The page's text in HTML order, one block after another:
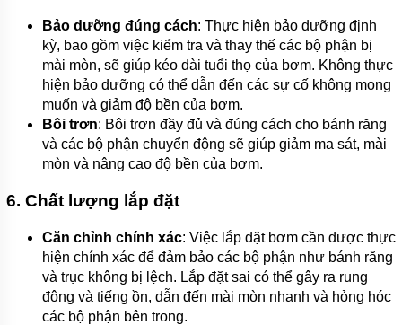
Bảo dưỡng đúng cách: Thực hiện bảo dưỡng định
kỳ, bao gồm việc kiểm tra và thay thế các bộ phận bị
mài mòn, sẽ giúp kéo dài tuổi thọ của bơm. Không thực
hiện bảo dưỡng có thể dẫn đến các sự cố không mong
muốn và giảm độ bền của bơm.
Bôi trơn: Bôi trơn đầy đủ và đúng cách cho bánh răng
và các bộ phận chuyển động sẽ giúp giảm ma sát, mài
mòn và nâng cao độ bền của bơm.
6. Chất lượng lắp đặt
Căn chỉnh chính xác: Việc lắp đặt bơm cần được thực
hiện chính xác để đảm bảo các bộ phận như bánh răng
và trục không bị lệch. Lắp đặt sai có thể gây ra rung
động và tiếng ồn, dẫn đến mài mòn nhanh và hỏng hóc
các bộ phận bên trong.